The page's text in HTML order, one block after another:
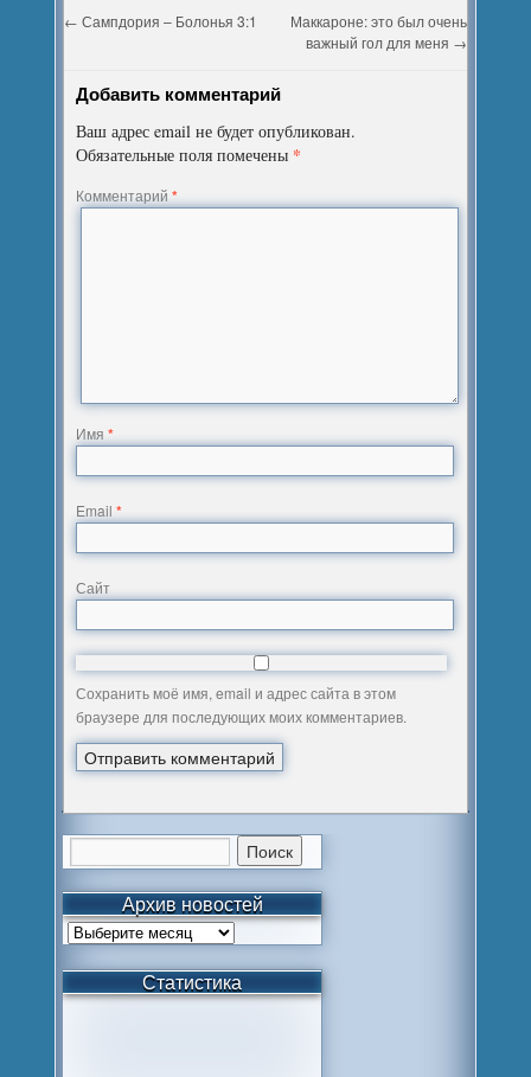
← Сампдория – Болонья 3:1
Маккароне: это был очень
важный гол для меня →
Добавить комментарий
Ваш адрес email не будет опубликован.
Обязательные поля помечены *
Комментарий*
Имя*
Email*
Сайт
Сохранить моё имя, email и адрес сайта в этом
браузере для последующих моих комментариев.
Архив новостей
Статистика